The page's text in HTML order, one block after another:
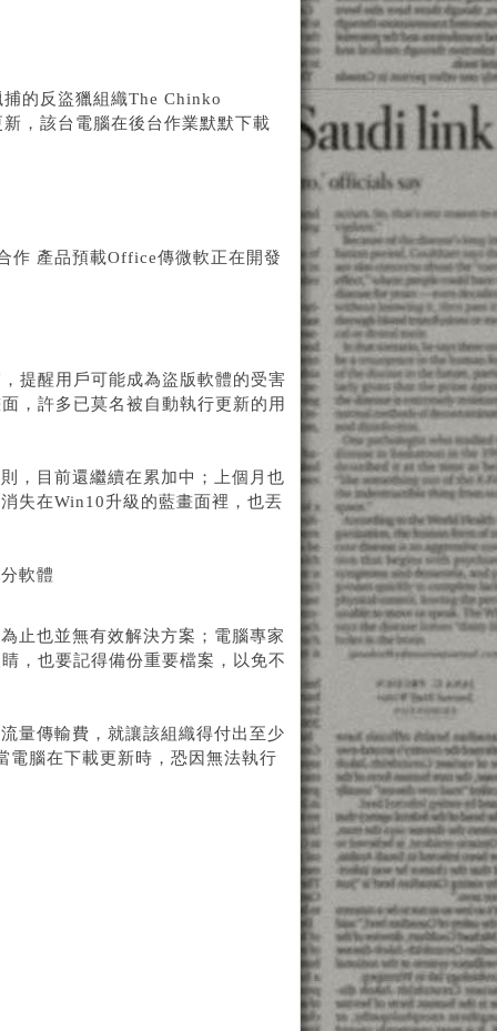
的反盜獵組織The Chinko
，該台電腦在後台作業默默下載
作 產品預載Office傳微軟正在開發
提醒用戶可能成為盜版軟體的受害
，許多已莫名被自動執行更新的用
，目前還繼續在累加中；上個月也
失在Win10升級的藍畫面裡，也丟
軟體
止也並無有效解決方案；電腦專家
，也要記得備份重要檔案，以免不
量傳輸費，就讓該組織得付出至少
電腦在下載更新時，恐因無法執行